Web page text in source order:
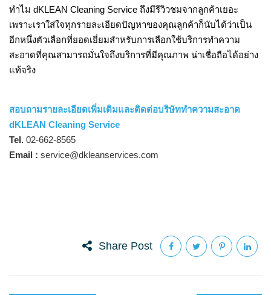
ทำไม dKLEAN Cleaning Service ถึงมีรีวิวชมจากลูกค้าเยอะ
เพราะเราใส่ใจทุกรายละเอียดปัญหาของคุณลูกค้าก็นับได้ว่าเป็น
อีกหนึ่งตัวเลือกที่ยอดเยี่ยมสำหรับการเลือกใช้บริการทำความ
สะอาดที่คุณสามารถมั่นใจถึงบริการที่มีคุณภาพ น่าเชื่อถือได้อย่าง
แท้จริง
สอบถามรายละเอียดเพิ่มเติมและติดต่อบริษัททำความสะอาด
dKLEAN Cleaning Service
Tel. 02-662-8565
Email : service@dkleanservices.com
Share Post